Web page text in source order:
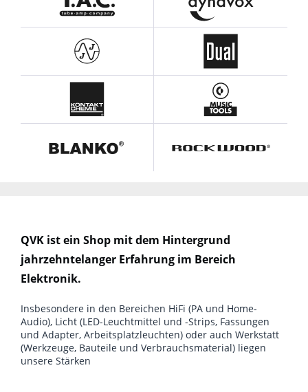
QVK ist ein Shop mit dem Hintergrund
jahrzehntelanger Erfahrung im Bereich
Elektronik.
Insbesondere in den Bereichen HiFi (PA und Home-
Audio), Licht (LED-Leuchtmittel und -Strips, Fassungen
und Adapter, Arbeitsplatzleuchten) oder auch Werkstatt
(Werkzeuge, Bauteile und Verbrauchsmaterial) liegen
unsere Stärken